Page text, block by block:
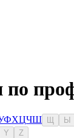
по
ФХЦЧШ Ы
Y Z